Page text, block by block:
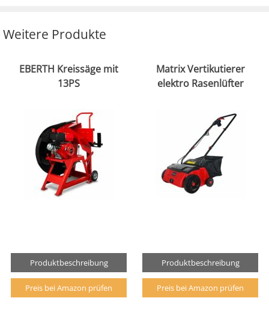
Weitere Produkte
EBERTH Kreissäge mit
13PS
Produktbeschreibung
Preis bei Amazon prüfen
Matrix Vertikutierer
elektro Rasenlüfter
Produktbeschreibung
Preis bei Amazon prüfen